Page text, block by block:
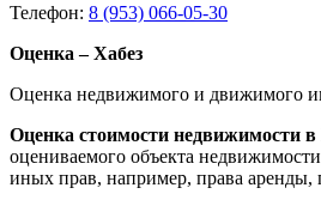
Телефон: 8 (953) 066-05-30
Оценка – Хабез
Оценка недвижимого и движимого
Оценка стоимости недвижимости в
оцениваемого объекта
иных прав, например, права аренды,